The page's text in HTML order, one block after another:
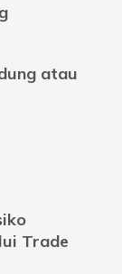
atau
Trade